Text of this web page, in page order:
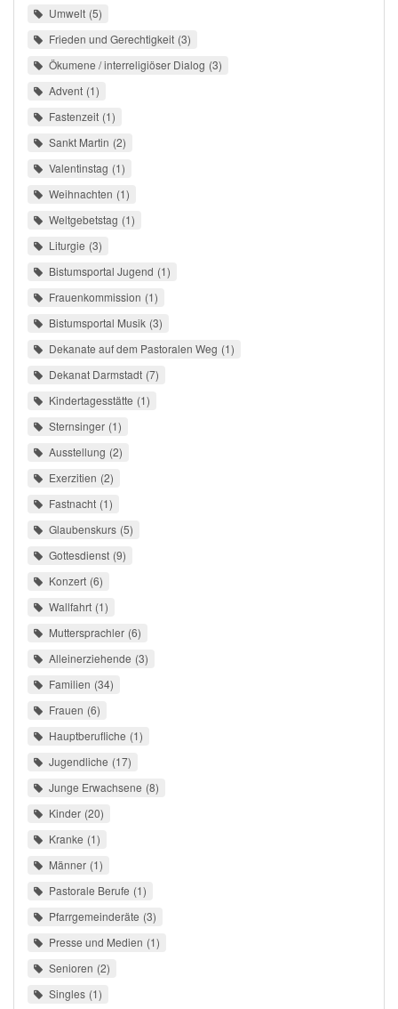
Umwelt 5
Frieden und Gerechtigkeit 3
Ökumene / interreligiöser Dialog 3
Advent 1
Fastenzeit 1
Sankt Martin 2
Valentinstag 1
Weihnachten 1
Weltgebetstag 1
Liturgie 3
Bistumsportal Jugend 1
Frauenkommission 1
Bistumsportal Musik 3
Dekanate auf dem Pastoralen Weg 1
Dekanat Darmstadt 7
Kindertagesstätte 1
Sternsinger 1
Ausstellung 2
Exerzitien 2
Fastnacht 1
Glaubenskurs 5
Gottesdienst 9
Konzert 6
Wallfahrt 1
Muttersprachler 6
Alleinerziehende 3
Familien 34
Frauen 6
Hauptberufliche 1
Jugendliche 17
Junge Erwachsene 8
Kinder 20
Kranke 1
Männer 1
Pastorale Berufe 1
Pfarrgemeinderäte 3
Presse und Medien 1
Senioren 2
Singles 1